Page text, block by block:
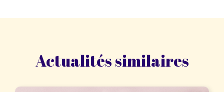
Actualités similaires